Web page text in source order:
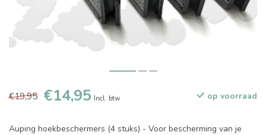
€19,95 €14,95 Incl. btw op voorraad
Auping hoekbeschermers (4 stuks) - Voor bescherming van je